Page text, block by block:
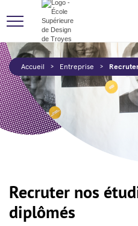
Accueil > Entreprise >
Recruter nos
diplômés